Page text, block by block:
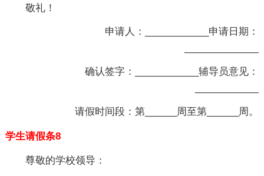
敬礼！
申请人：____________申请日期：
确认签字：____________辅导员意见：
请假时间段：第______周至第______周。
学生请假条8
尊敬的学校领导：